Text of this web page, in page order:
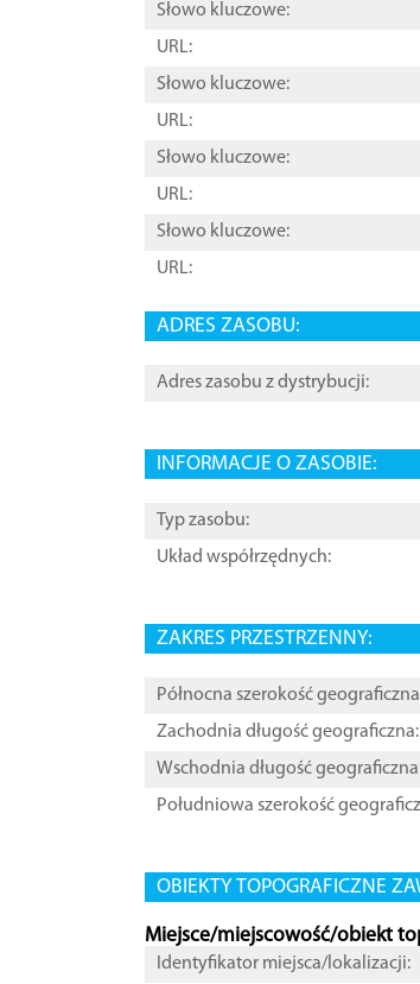
Słowo kluczowe:
URL:
Słowo kluczowe:
URL:
Słowo kluczowe:
URL:
Słowo kluczowe:
URL:
ADRES ZASOBU:
Adres zasobu z dystrybucji:
INFORMACJE O ZASOBIE:
Typ zasobu:
Układ współrzędnych:
ZAKRES PRZESTRZENNY:
Północna szerokość
Zachodnia długość geograficzna:
Wschodnia długość
Południowa szerokość
OBIEKTY TOPOGRAFICZNE
Miejsce/miejscowość/obiekt
Identyfikator miejsca/lokalizacji: